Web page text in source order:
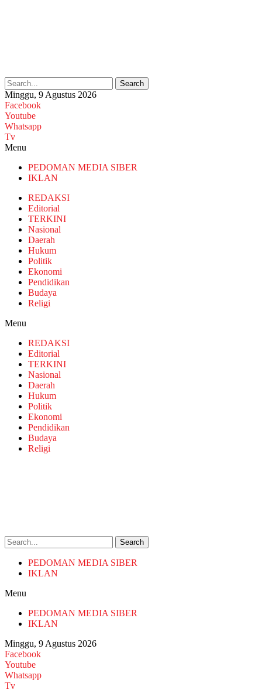
Search
Minggu, 9 Agustus 2026
Facebook
Youtube
Whatsapp
Tv
Menu
PEDOMAN MEDIA SIBER
IKLAN
REDAKSI
Editorial
TERKINI
Nasional
Daerah
Hukum
Politik
Ekonomi
Pendidikan
Budaya
Religi
Menu
REDAKSI
Editorial
TERKINI
Nasional
Daerah
Hukum
Politik
Ekonomi
Pendidikan
Budaya
Religi
Search
PEDOMAN MEDIA SIBER
IKLAN
Menu
PEDOMAN MEDIA SIBER
IKLAN
Minggu, 9 Agustus 2026
Facebook
Youtube
Whatsapp
Tv